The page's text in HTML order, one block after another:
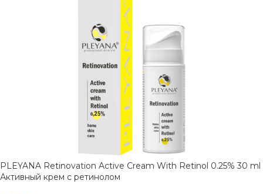
PLEYANA Retinovation Active Cream With Retinol 0.25% 30 ml
Активный крем с ретинолом